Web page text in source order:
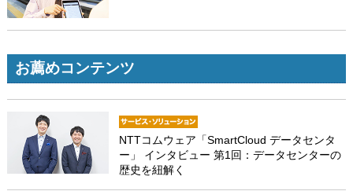
お薦めコンテンツ
NTTコムウェア「SmartCloud データセンタ
ー」 インタビュー 第1回：データセンターの
歴史を紐解く